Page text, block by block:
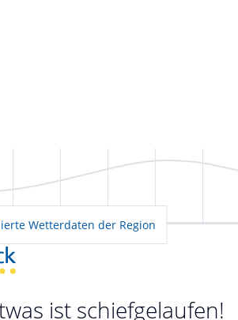
Wetterdaten der Region
ist schiefgelaufen!